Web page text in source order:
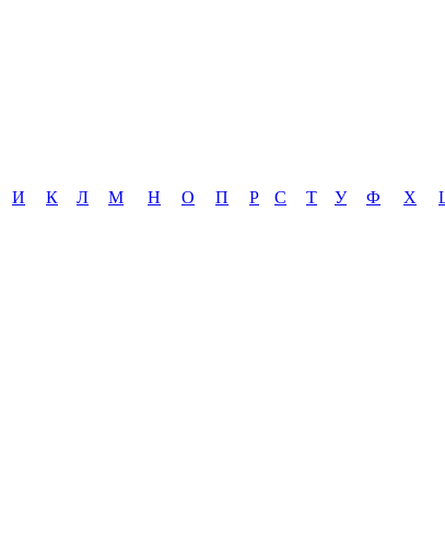
И К Л М Н О П Р С Т У Ф Х